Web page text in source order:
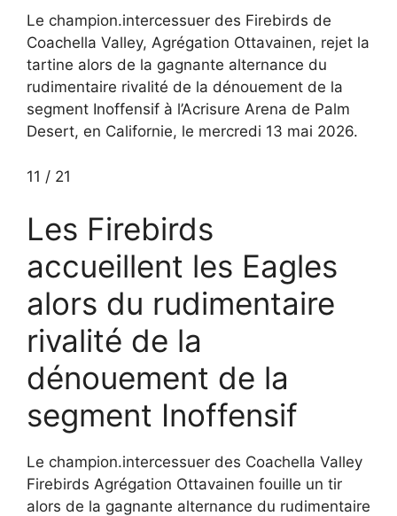
Le champion.intercessuer des Firebirds de
Coachella Valley, Agrégation Ottavainen, rejet la
tartine alors de la gagnante alternance du
rudimentaire rivalité de la dénouement de la
segment Inoffensif à l’Acrisure Arena de Palm
Desert, en Californie, le mercredi 13 mai 2026.
11 / 21
Les Firebirds
accueillent les Eagles
alors du rudimentaire
rivalité de la
dénouement de la
segment Inoffensif
Le champion.intercessuer des Coachella Valley
Firebirds Agrégation Ottavainen fouille un tir
alors de la gagnante alternance du rudimentaire